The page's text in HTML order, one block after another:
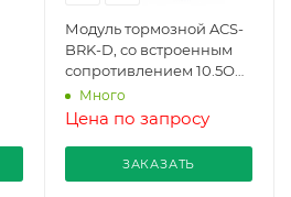
Модуль тормозной ACS-
BRK-D, со встроенным
сопротивлением 10.5Ом,
для ACS580
Много
Цена по запросу
ЗАКАЗАТЬ